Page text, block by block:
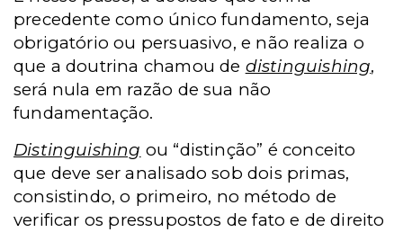
precedente como único fundamento, seja
obrigatório ou persuasivo, e não realiza o
que a doutrina chamou de distinguishing,
será nula em razão de sua não
fundamentação.
Distinguishing ou “distinção” é conceito
que deve ser analisado sob dois primas,
consistindo, o primeiro, no método de
verificar os pressupostos de fato e de direito